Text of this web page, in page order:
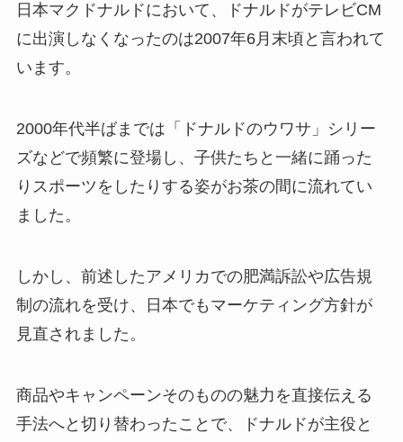
日本マクドナルドにおいて、ドナルドがテレビCM
に出演しなくなったのは2007年6月末頃と言われて
います。
2000年代半ばまでは「ドナルドのウワサ」シリー
ズなどで頻繁に登場し、子供たちと一緒に踊った
りスポーツをしたりする姿がお茶の間に流れてい
ました。
しかし、前述したアメリカでの肥満訴訟や広告規
制の流れを受け、日本でもマーケティング方針が
見直されました。
商品やキャンペーンそのものの魅力を直接伝える
手法へと切り替わったことで、ドナルドが主役と